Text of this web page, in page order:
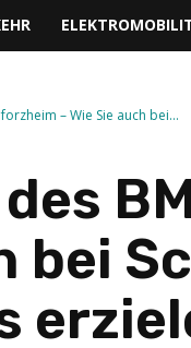
– Wie Sie auch bei...
bei